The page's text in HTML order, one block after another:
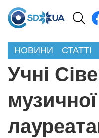
НОВИНИ СТАТТІ
Учні